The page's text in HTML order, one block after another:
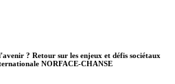
? Retour sur les enjeux et défis sociétaux
NORFACE-CHANSE